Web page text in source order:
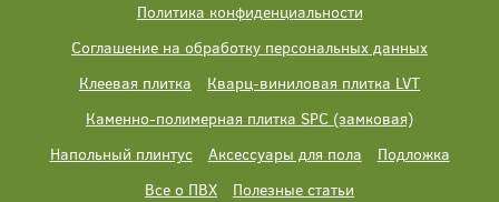
Политика конфиденциальности
Соглашение на обработку персональных данных
Клеевая плитка
Кварц-виниловая плитка LVT
Каменно-полимерная плитка SPC (замковая)
Напольный плинтус
Аксессуары для пола
Подложка
Все о ПВХ
Полезные статьи